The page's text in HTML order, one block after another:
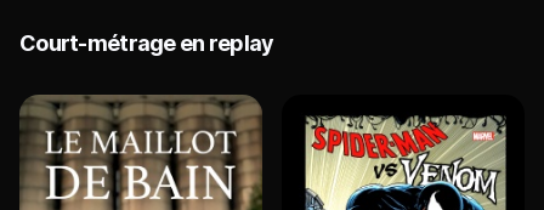
Court-métrage en replay